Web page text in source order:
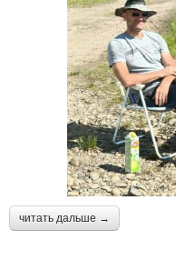
читать дальше →